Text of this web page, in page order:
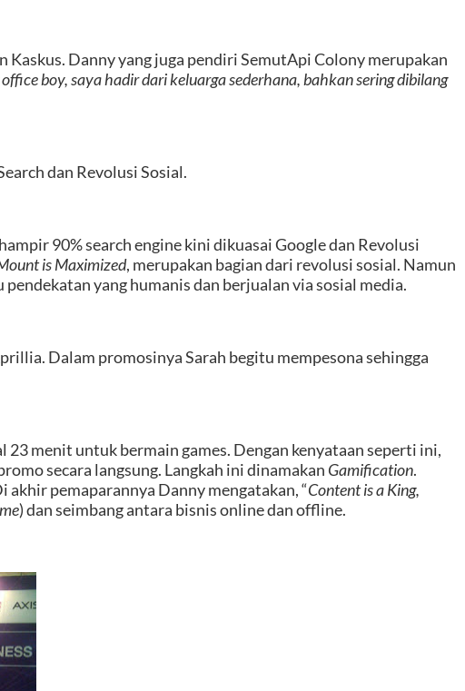
Danny yang juga pendiri SemutApi Colony merupakan
boy, saya hadir dari keluarga sederhana, bahkan sering dibilang
dan Revolusi Sosial.
90% search engine kini dikuasai Google dan Revolusi
is Maximized, merupakan bagian dari revolusi sosial. Namun
pendekatan yang humanis dan berjualan via sosial media.
Dalam promosinya Sarah begitu mempesona sehingga
menit untuk bermain games. Dengan kenyataan seperti ini,
secara langsung. Langkah ini dinamakan Gamification.
akhir pemaparannya Danny mengatakan, “Content is a King,
) dan seimbang antara bisnis online dan offline.